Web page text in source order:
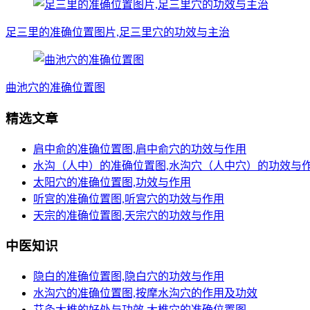
足三里的准确位置图片,足三里穴的功效与主治
曲池穴的准确位置图
精选文章
肩中俞的准确位置图,肩中俞穴的功效与作用
水沟（人中）的准确位置图,水沟穴（人中穴）的功效与
太阳穴的准确位置图,功效与作用
听宫的准确位置图,听宫穴的功效与作用
天宗的准确位置图,天宗穴的功效与作用
中医知识
隐白的准确位置图,隐白穴的功效与作用
水沟穴的准确位置图,按摩水沟穴的作用及功效